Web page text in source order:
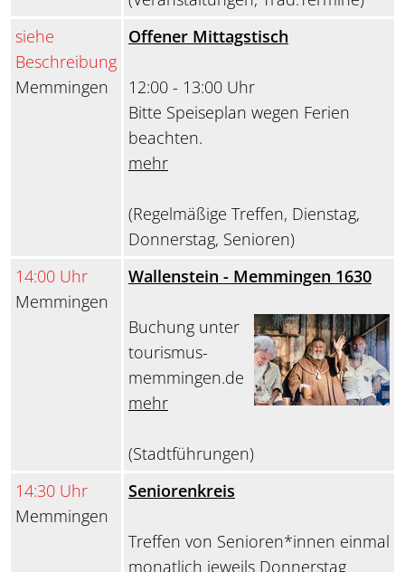
siehe
Beschreibung
Memmingen
Offener Mittagstisch
12:00 - 13:00 Uhr
Bitte Speiseplan wegen Ferien
beachten.
mehr
(Regelmäßige Treffen, Dienstag,
Donnerstag, Senioren)
14:00 Uhr
Memmingen
Wallenstein - Memmingen 1630
Buchung unter
tourismus-
memmingen.de
mehr
(Stadtführungen)
14:30 Uhr
Memmingen
Seniorenkreis
Treffen von Senioren*innen einmal
monatlich jeweils Donnerstag